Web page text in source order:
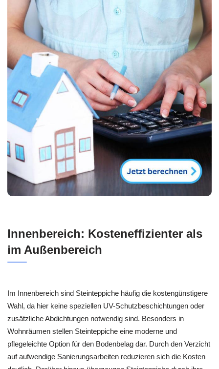
Innenbereich: Kosteneffizienter als
im Außenbereich
Im Innenbereich sind Steinteppiche häufig die kostengünstigere
Wahl, da hier keine speziellen UV-Schutzbeschichtungen oder
zusätzliche Abdichtungen notwendig sind. Besonders in
Wohnräumen stellen Steinteppiche eine moderne und
pflegeleichte Option für den Bodenbelag dar. Durch den Verzicht
auf aufwendige Sanierungsarbeiten reduzieren sich die Kosten